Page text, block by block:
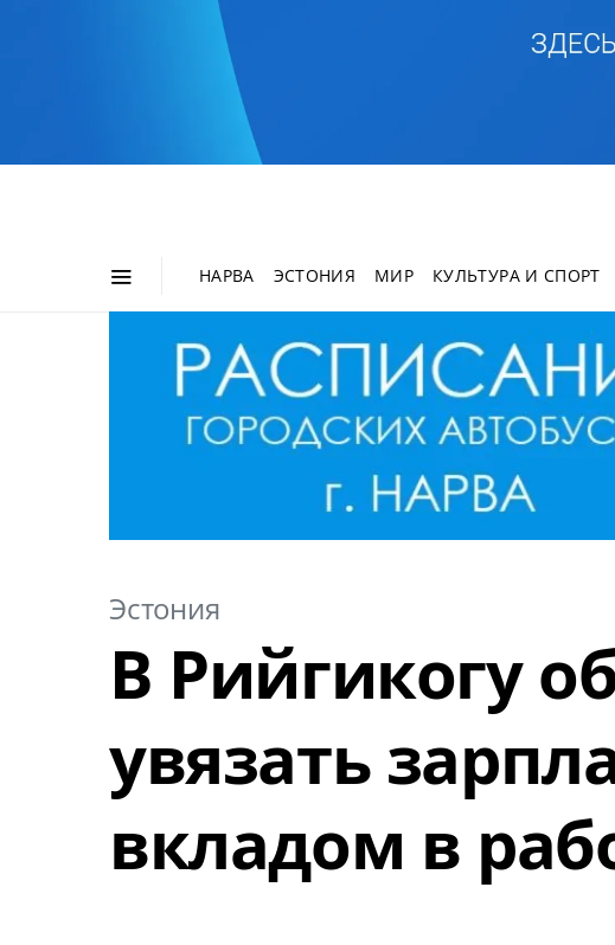
НАРВА ЭСТОНИЯ МИР КУЛЬТУРА И СПОРТ
Эстония
В Рийгикогу
увязать
вкладом в